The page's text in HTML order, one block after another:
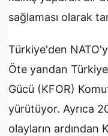
sağlaması olarak
Türkiye'den
Öte yandan
Gücü (KFOR)
yürütüyor. Ayrıca
olayların ardından